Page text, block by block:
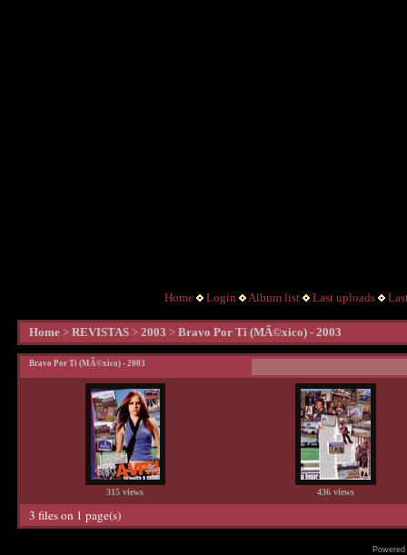
Home Login Album list Last uploads
Home > REVISTAS > 2003 > Bravo Por Ti (MÃ©xico) - 2003
Bravo Por Ti (MÃ©xico) - 2003
315 views 436 views
3 files on 1 page(s)